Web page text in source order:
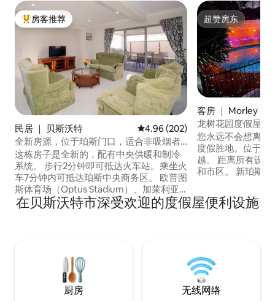
热门「房客推荐」
房客推荐
民居 ｜ 贝斯沃特 平均评分 4.96 分（满分 5 分），
4.96 (202)
全新房源，位于珀斯门口，适合非吸烟者
入住
这栋房子是全新的，配有中央供暖和制冷
系统。 步行2分钟即可抵达火车站。乘坐火
车7分钟内可抵达珀斯中央商务区。 欧普图
斯体育场（Optus Stadium）、加莱利亚
购物中心（Galleria Shopping Centre）、
科尔斯超市（Coles）和IGA超市都在附
专用的步行道和自行车道可前往大多数地
方。 步行不到10分钟即可抵达租车公司。
我们的房源距离国内机场和国际机场分别
仅10分钟和15分钟路程。
超赞房东
超赞房东
客房 ｜ Morley
龙树花园度假屋
您永远不会想离开
度假胜地。位于珀
越。 距离所有设施约10公里，包括： 北桥
和市区。 新珀斯体育场。 国内和国际机
RAC竞技场。 皇冠赌场。 此外，市内最好
的美食就在著名
在贝斯沃特市深受欢迎的度假屋便利设施
厨房 无线网络